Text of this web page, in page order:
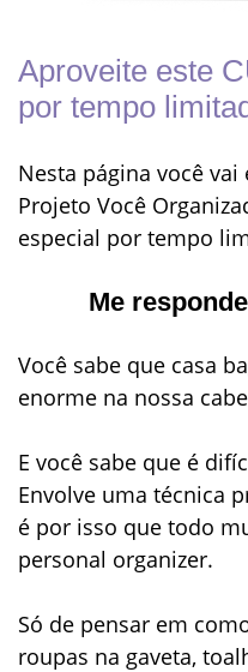
Aproveite este
por tempo
Nesta página você
Projeto Você
especial por tempo
Me
Você sabe que casa
enorme na nossa
E você sabe que é
Envolve uma técnica
é por isso que todo
personal organizer.
Só de pensar em
roupas na gaveta,